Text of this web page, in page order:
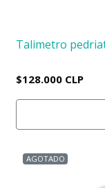
Talimetro
$128.000 CLP
AGOTADO